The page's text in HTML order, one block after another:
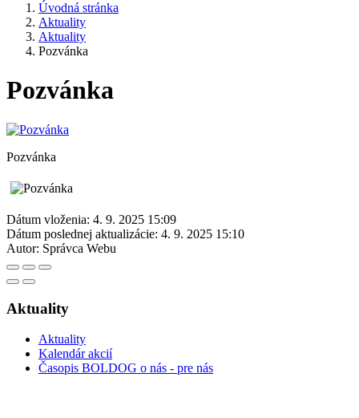
Úvodná stránka
Aktuality
Aktuality
Pozvánka
Pozvánka
Pozvánka
Dátum vloženia: 4. 9. 2025 15:09
Dátum poslednej aktualizácie: 4. 9. 2025 15:10
Autor: Správca Webu
Aktuality
Aktuality
Kalendár akcií
Časopis BOLDOG o nás - pre nás